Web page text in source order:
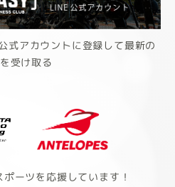
式アカウントに登録して最新の
受け取る
ーツを応援しています！